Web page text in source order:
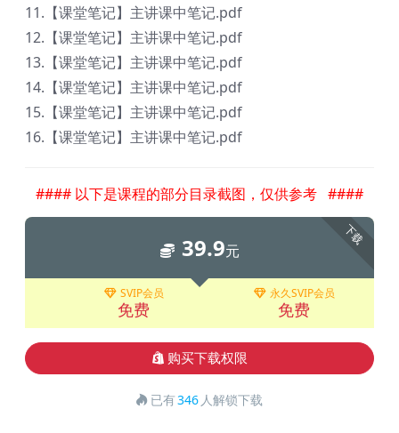
11.【课堂笔记】主讲课中笔记.pdf
12.【课堂笔记】主讲课中笔记.pdf
13.【课堂笔记】主讲课中笔记.pdf
14.【课堂笔记】主讲课中笔记.pdf
15.【课堂笔记】主讲课中笔记.pdf
16.【课堂笔记】主讲课中笔记.pdf
#### 以下是课程的部分目录截图，仅供参考 ####
下载
39.9元
SVIP会员
免费
永久SVIP会员
免费
购买下载权限
已有346 人解锁下载